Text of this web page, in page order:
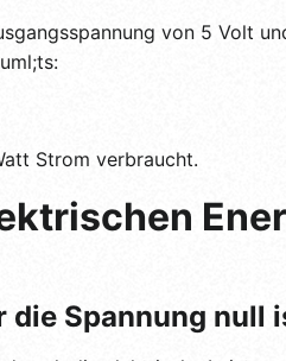
von 5 Volt
Strom verbraucht.
die Spannung null